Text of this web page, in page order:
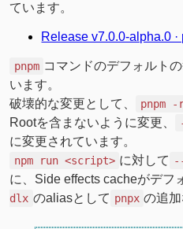
ています。
Release v7.0.0-alpha.0 ·
pnpm コマンドのデフォルト
います。
破壊的な変更として、
pnpm
Rootを含まないように変更、
に変更されています。
npm run <script> に対して
に、Side effects cacheがデフ
dlx のaliasとして pnpx の追加